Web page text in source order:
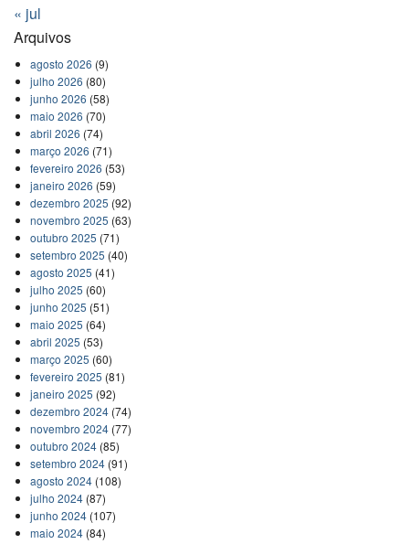
« jul
Arquivos
agosto 2026 (9)
julho 2026 (80)
junho 2026 (58)
maio 2026 (70)
abril 2026 (74)
março 2026 (71)
fevereiro 2026 (53)
janeiro 2026 (59)
dezembro 2025 (92)
novembro 2025 (63)
outubro 2025 (71)
setembro 2025 (40)
agosto 2025 (41)
julho 2025 (60)
junho 2025 (51)
maio 2025 (64)
abril 2025 (53)
março 2025 (60)
fevereiro 2025 (81)
janeiro 2025 (92)
dezembro 2024(74)
novembro 2024(77)
outubro 2024(85)
setembro 2024(91)
agosto 2024(108)
julho 2024(87)
junho 2024(107)
maio 2024(84)